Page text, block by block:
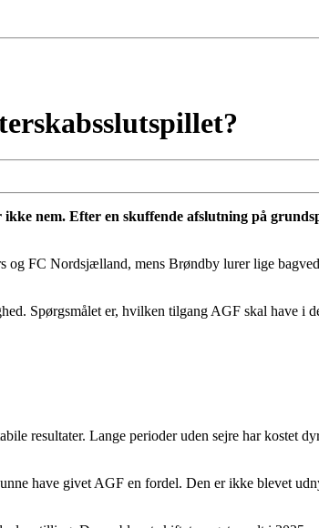
nem. Efter en skuffende afslutning på
og FC Nordsjælland, mens Brøndby lurer lige
Spørgsmålet er, hvilken tilgang AGF skal have i
resultater. Lange perioder uden sejre har kostet
have givet AGF en fordel. Den er ikke blevet